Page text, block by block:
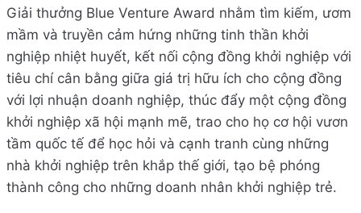
Giải thưởng Blue Venture Award nhằm tìm kiếm, ươm
mầm và truyền cảm hứng những tinh thần khởi
nghiệp nhiệt huyết, kết nối cộng đồng khởi nghiệp với
tiêu chí cân bằng giữa giá trị hữu ích cho cộng đồng
với lợi nhuận doanh nghiệp, thúc đẩy một cộng đồng
khởi nghiệp xã hội mạnh mẽ, trao cho họ cơ hội vươn
tầm quốc tế để học hỏi và cạnh tranh cùng những
nhà khởi nghiệp trên khắp thế giới, tạo bệ phóng
thành công cho những doanh nhân khởi nghiệp trẻ.